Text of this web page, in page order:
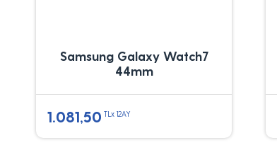
Samsung Galaxy Watch7
44mm
1.081,50 TLx 12AY